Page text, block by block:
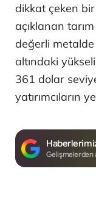
dikkat çeken
açıklanan
değerli metalde
altındaki
361 dolar
yatırımcıların
Gelişmelerden